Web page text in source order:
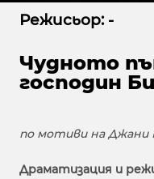
Режисьор: -
Чудното
господин
по мотиви на Джани
Драматизация и